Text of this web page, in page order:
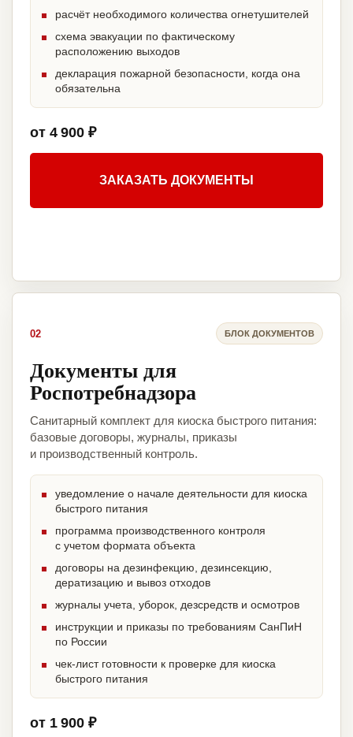
расчёт необходимого количества огнетушителей
схема эвакуации по фактическому
расположению выходов
декларация пожарной безопасности, когда она
обязательна
от 4 900 ₽
ЗАКАЗАТЬ ДОКУМЕНТЫ
02 БЛОК ДОКУМЕНТОВ
Документы для
Роспотребнадзора
Санитарный комплект для киоска быстрого питания:
базовые договоры, журналы, приказы
и производственный контроль.
уведомление о начале деятельности для киоска
быстрого питания
программа производственного контроля
с учетом формата объекта
договоры на дезинфекцию, дезинсекцию,
дератизацию и вывоз отходов
журналы учета, уборок, дезсредств и осмотров
инструкции и приказы по требованиям СанПиН
по России
чек-лист готовности к проверке для киоска
быстрого питания
от 1 900 ₽